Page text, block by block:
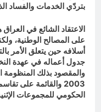
بتردّي الخدمات والفساد
الاعتقاد الشائع في
على المصالح الوطنية،
أسلافه حين يتعلق الأمر
جدول أعماله في عهدة
والمقصود بذلك
2003 والقائمة على
الحكومي للمجموعات